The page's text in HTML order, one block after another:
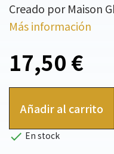
Creado por Maison
Más información
17,50 €
Añadir al carrito
 En stock